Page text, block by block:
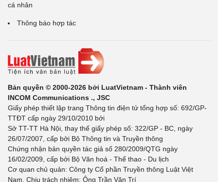
cá nhân
Thông báo hợp tác
Bản quyền © 2000-2026 bởi LuatVietnam - Thành viên
INCOM Communications ., JSC
Giấy phép thiết lập trang Thông tin điện tử tổng hợp số: 692/GP-
TTĐT cấp ngày 29/10/2010 bởi
Sở TT-TT Hà Nội, thay thế giấy phép số: 322/GP - BC, ngày
26/07/2007, cấp bởi Bộ Thông tin và Truyền thông
Chứng nhận bản quyền tác giả số 280/2009/QTG ngày
16/02/2009, cấp bởi Bộ Văn hoá - Thể thao - Du lịch
Cơ quan chủ quản: Công ty Cổ phần Truyền thông Luật Việt
Nam. Chịu trách nhiệm: Ông Trần Văn Trí